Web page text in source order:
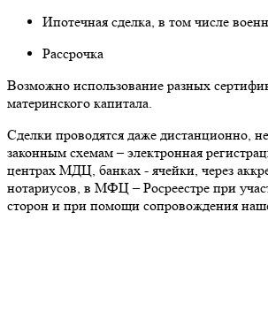
Ипотечная сделка, в том числе
Рассрочка
Возможно использование разных
материнского капитала.
Сделки проводятся даже дистанционно,
законным схемам – электронная
центрах МДЦ, банках - ячейки, через
нотариусов, в МФЦ – Росреестре при
сторон и при помощи сопровождения